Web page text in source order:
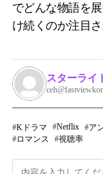
でどんな物語を
け続くのか注目さ
スターライ
Kドラマ Netflix ア
ロマンス
視聴率